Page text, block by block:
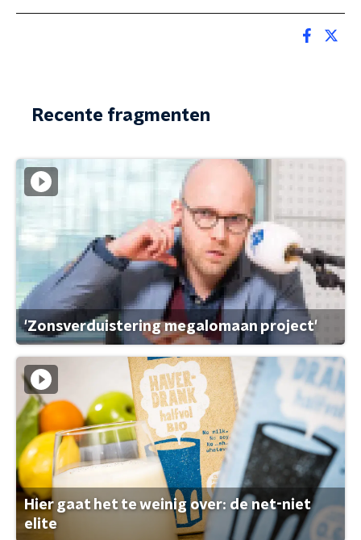
Recente fragmenten
'Zonsverduistering megalomaan project'
Hier gaat het te weinig over: de net-niet
elite